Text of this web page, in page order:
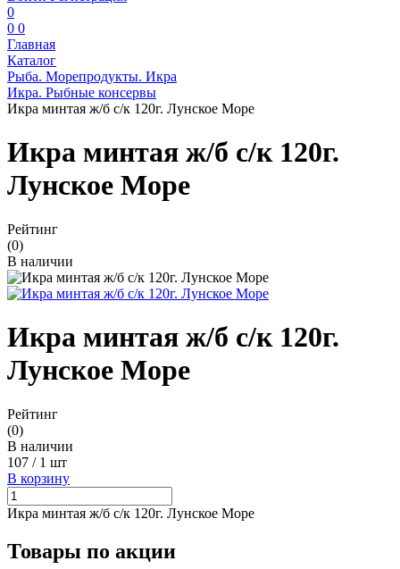
0
0 0
Главная
Каталог
Рыба. Морепродукты. Икра
Икра. Рыбные консервы
Икра минтая ж/б с/к 120г. Лунское Море
Икра минтая ж/б с/к 120г.
Лунское Море
Рейтинг
(0)
В наличии
Икра минтая ж/б с/к 120г.
Лунское Море
Рейтинг
(0)
В наличии
107 / 1 шт
В корзину
Икра минтая ж/б с/к 120г. Лунское Море
Товары по акции